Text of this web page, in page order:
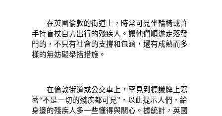
在英國倫敦的街道上，時常可見坐輪椅或許
手持盲杖自力出行的殘疾人。讓他們順遂走落發
門的，不只有社會的支撐和包涵，還有成熟而多
樣的無妨礙舉措措施。
在倫敦街道或公交車上，罕見到標識牌上寫
著“不是一切的殘疾都可見”，以此提示人們，給
身邊的殘疾人多一些懂得與關心。據統計，英國